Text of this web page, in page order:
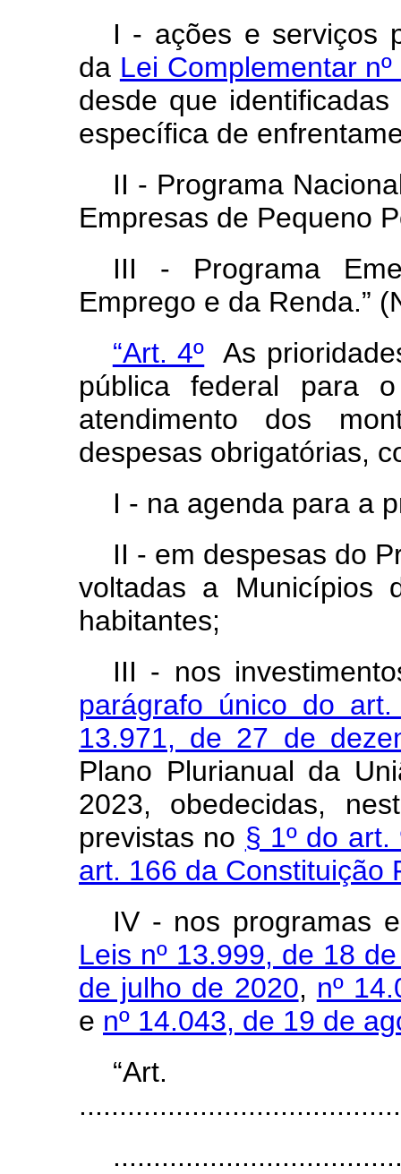
I - ações e serviços
da Lei Complementar
desde que
específica de
II - Programa
Empresas de Pequeno
III - Programa
Emprego e da Renda.”
“Art. 4º As p
pública federal para
atendimento dos
despesas obrigatórias,
I - na agenda para a
II - em despesas do
voltadas a Municípios
habitantes;
III - nos
parágrafo único do
13.971, de 27 de
Plano Plurianual da
2023, obedecidas,
previstas no § 1º do
art. 166 da Constituição
IV - nos programas
Leis nº 13.999, de 18
de julho de 2020, nº
e nº 14.043, de 19 de